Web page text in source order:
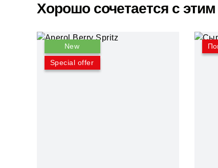
Хорошо сочетается с
New
Special offer